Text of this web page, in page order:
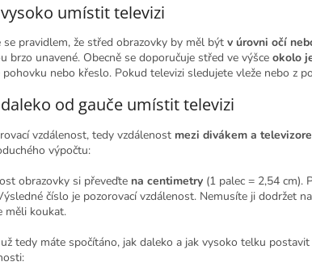
vysoko umístit televizi
se pravidlem, že střed obrazovky by měl být v úrovni očí
brzo unavené. Obecně se doporučuje střed ve výšce okolo
pohovku nebo křeslo. Pokud televizi sledujete vleže nebo z
daleko od gauče umístit televizi
vzdálenost, tedy vzdálenost mezi divákem a
výpočtu:
obrazovky si převeďte na centimetry (1 palec = 2,54 cm).
číslo je pozorovací vzdálenost. Nemusíte ji dodržet
měli koukat.
tedy máte spočítáno, jak daleko a jak vysoko telku